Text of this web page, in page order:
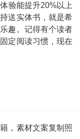
验能提升20%以上
送实体书，就是希
趣。记得有个读者
定阅读习惯，现在
，素材文案复制照